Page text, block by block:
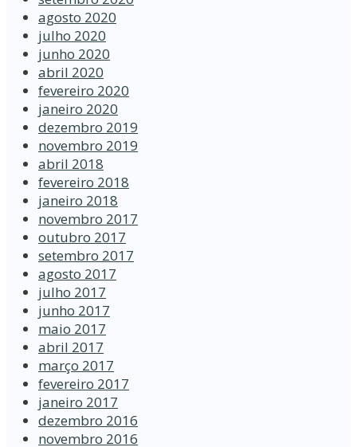
agosto 2020
julho 2020
junho 2020
abril 2020
fevereiro 2020
janeiro 2020
dezembro 2019
novembro 2019
abril 2018
fevereiro 2018
janeiro 2018
novembro 2017
outubro 2017
setembro 2017
agosto 2017
julho 2017
junho 2017
maio 2017
abril 2017
março 2017
fevereiro 2017
janeiro 2017
dezembro 2016
novembro 2016